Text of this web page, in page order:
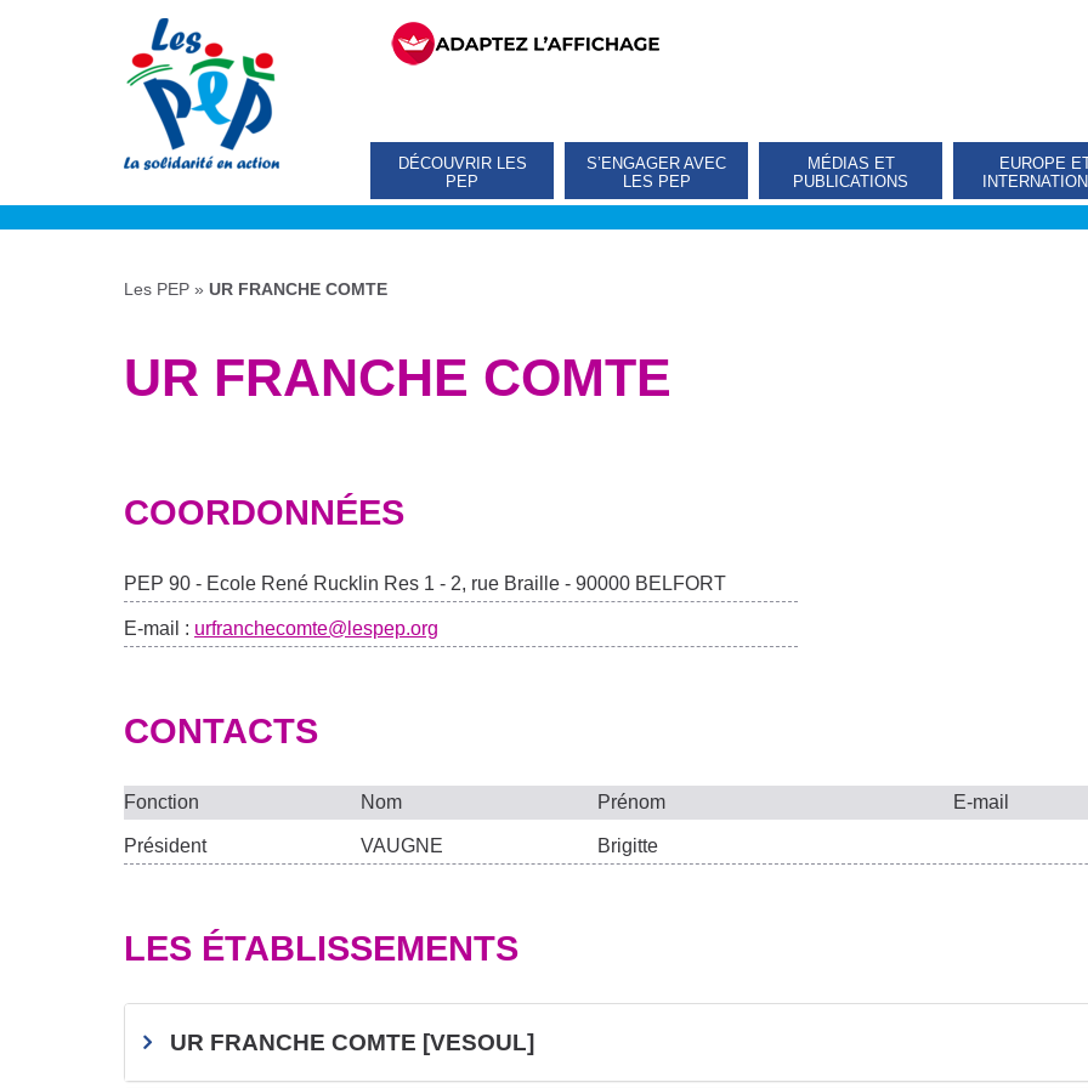
DÉCOUVRIR LES
PEP
S’ENGAGER AVEC
LES PEP
MÉDIAS ET
PUBLICATIONS
EUROPE
Les PEP » UR FRANCHE COMTE
UR FRANCHE COMTE
COORDONNÉES
PEP 90 - Ecole René Rucklin Res 1 - 2, rue Braille - 90000 BELFORT
E-mail : urfranchecomte@lespep.org
CONTACTS
Fonction Nom Prénom E-mail
Président VAUGNE Brigitte
LES ÉTABLISSEMENTS
UR FRANCHE COMTE [VESOUL]